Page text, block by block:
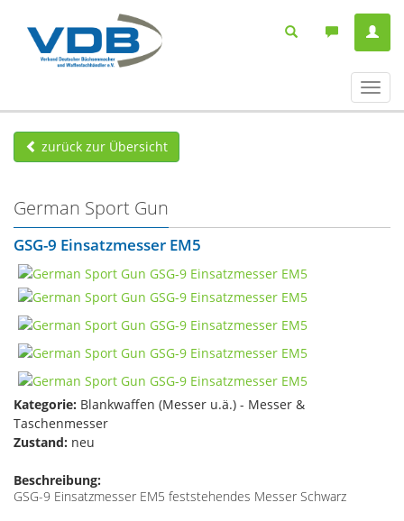
ein-/
zurück zur Übersicht
German Sport Gun
GSG-9 Einsatzmesser EM5
Kategorie: Blankwaffen (Messer u.ä.) - Messer &
Taschenmesser
Zustand: neu
Beschreibung:
GSG-9 Einsatzmesser EM5 feststehendes Messer Schwarz